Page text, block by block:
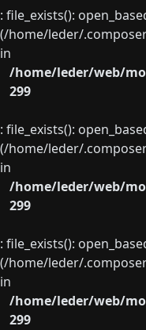
: file_exists():
(/home/leder/
in
/home/leder/web/
299
: file_exists():
(/home/leder/
in
/home/leder/web/
299
: file_exists():
(/home/leder/
in
/home/leder/web/
299